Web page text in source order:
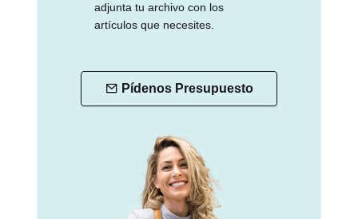
adjunta tu archivo con los
artículos que necesites.
Pídenos Presupuesto